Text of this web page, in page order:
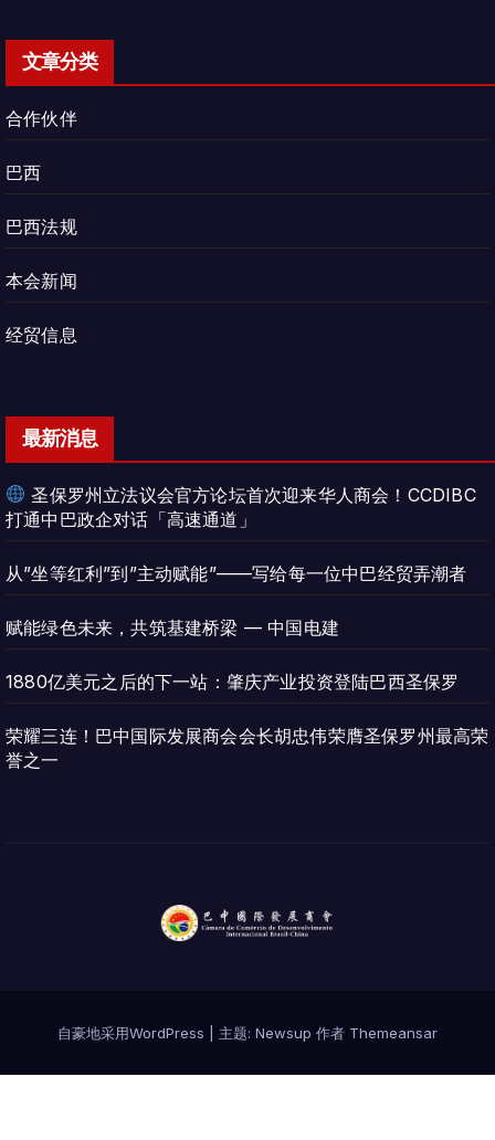
文章分类
合作伙伴
巴西
巴西法规
本会新闻
经贸信息
最新消息
圣保罗州立法议会官方论坛首次迎来华人商会！CCDIBC
打通中巴政企对话「高速通道」
从”坐等红利”到”主动赋能”——写给每一位中巴经贸弄潮者
赋能绿色未来，共筑基建桥梁 — 中国电建
1880亿美元之后的下一站：肇庆产业投资登陆巴西圣保罗
荣耀三连！巴中国际发展商会会长胡忠伟荣膺圣保罗州最高荣
誉之一
自豪地采用WordPress 主题: Newsup 作者 Themeansar